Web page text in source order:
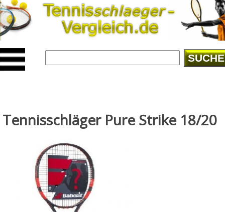
Tennisschläger Pure Strike 18/20